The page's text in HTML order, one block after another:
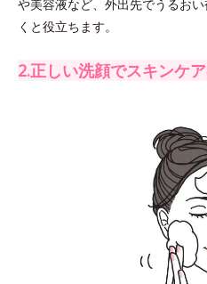
や美容液など、外出先でうるお
くと役立ちます。
2.正しい洗顔でスキンケ